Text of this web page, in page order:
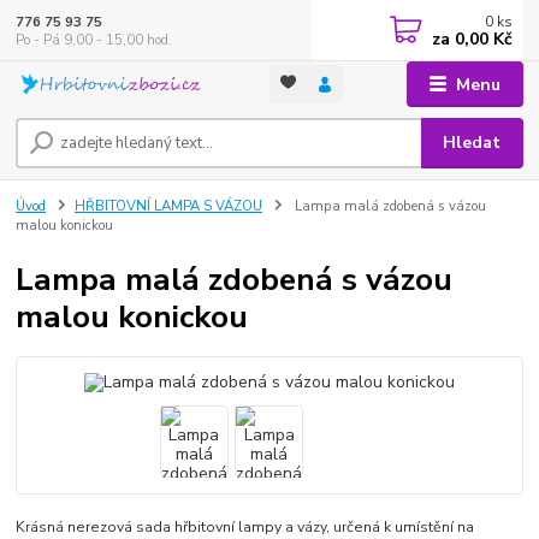
Menu
Hledat
776 75 93 75
Po - Pá 9,00 - 15,00 hod.
0 ks
za 0,00 Kč
Úvod HŘBITOVNÍ LAMPA S VÁZOU
Lampa malá zdobená s vázou
malou konickou
Lampa malá zdobená s vázou
malou konickou
Krásná nerezová sada hřbitovní lampy a vázy, určená k umístění na